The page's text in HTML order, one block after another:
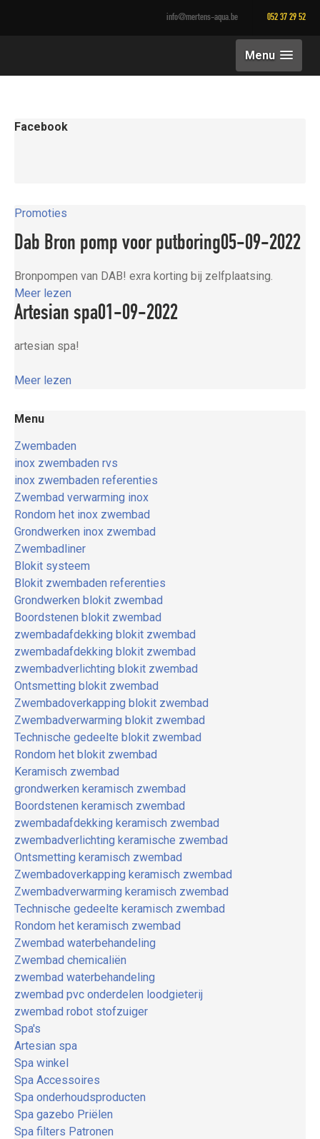
info@mertens-aqua.be 052 37 29 52
Menu
Facebook
Promoties
Dab Bron pomp voor putboring05-09-2022
Bronpompen van DAB! exra korting bij zelfplaatsing.
Meer lezen
Artesian spa01-09-2022
artesian spa!
Meer lezen
Menu
Zwembaden
inox zwembaden rvs
inox zwembaden referenties
Zwembad verwarming inox
Rondom het inox zwembad
Grondwerken inox zwembad
Zwembadliner
Blokit systeem
Blokit zwembaden referenties
Grondwerken blokit zwembad
Boordstenen blokit zwembad
zwembadafdekking blokit zwembad
zwembadafdekking blokit zwembad
zwembadverlichting blokit zwembad
Ontsmetting blokit zwembad
Zwembadoverkapping blokit zwembad
Zwembadverwarming blokit zwembad
Technische gedeelte blokit zwembad
Rondom het blokit zwembad
Keramisch zwembad
grondwerken keramisch zwembad
Boordstenen keramisch zwembad
zwembadafdekking keramisch zwembad
zwembadverlichting keramische zwembad
Ontsmetting keramisch zwembad
Zwembadoverkapping keramisch zwembad
Zwembadverwarming keramisch zwembad
Technische gedeelte keramisch zwembad
Rondom het keramisch zwembad
Zwembad waterbehandeling
Zwembad chemicaliën
zwembad waterbehandeling
zwembad pvc onderdelen loodgieterij
zwembad robot stofzuiger
Spa's
Artesian spa
Spa winkel
Spa Accessoires
Spa onderhoudsproducten
Spa gazebo Priëlen
Spa filters Patronen